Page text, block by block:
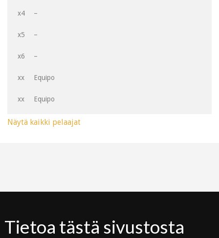
x4 –
x5 –
x6 –
xx Equipo
xx Equipo
Näytä kaikki pelaajat
Tietoa tästä sivustosta